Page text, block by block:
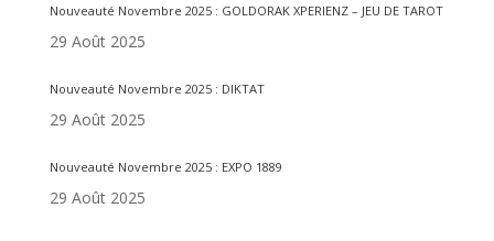
Nouveauté Novembre 2025 : GOLDORAK XPERIENZ – JEU DE TAROT
29 Août 2025
Nouveauté Novembre 2025 : DIKTAT
29 Août 2025
Nouveauté Novembre 2025 : EXPO 1889
29 Août 2025